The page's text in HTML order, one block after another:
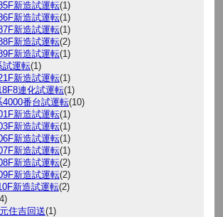
新造試運転(1)
新造試運転(1)
新造試運転(1)
新造試運転(2)
新造試運転(1)
試運転(1)
新造試運転(1)
連化試運転(1)
4000番台試運転(10)
新造試運転(1)
新造試運転(1)
新造試運転(1)
新造試運転(1)
新造試運転(2)
新造試運転(2)
新造試運転(2)
住吉回送(1)